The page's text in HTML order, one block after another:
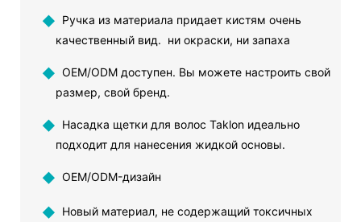
◆ Ручка из материала придает кистям очень
качественный вид. ни окраски, ни запаха
◆ OEM/ODM доступен. Вы можете настроить свой
размер, свой бренд.
◆ Насадка щетки для волос Taklon идеально
подходит для нанесения жидкой основы.
◆ OEM/ODM-дизайн
◆ Новый материал, не содержащий токсичных